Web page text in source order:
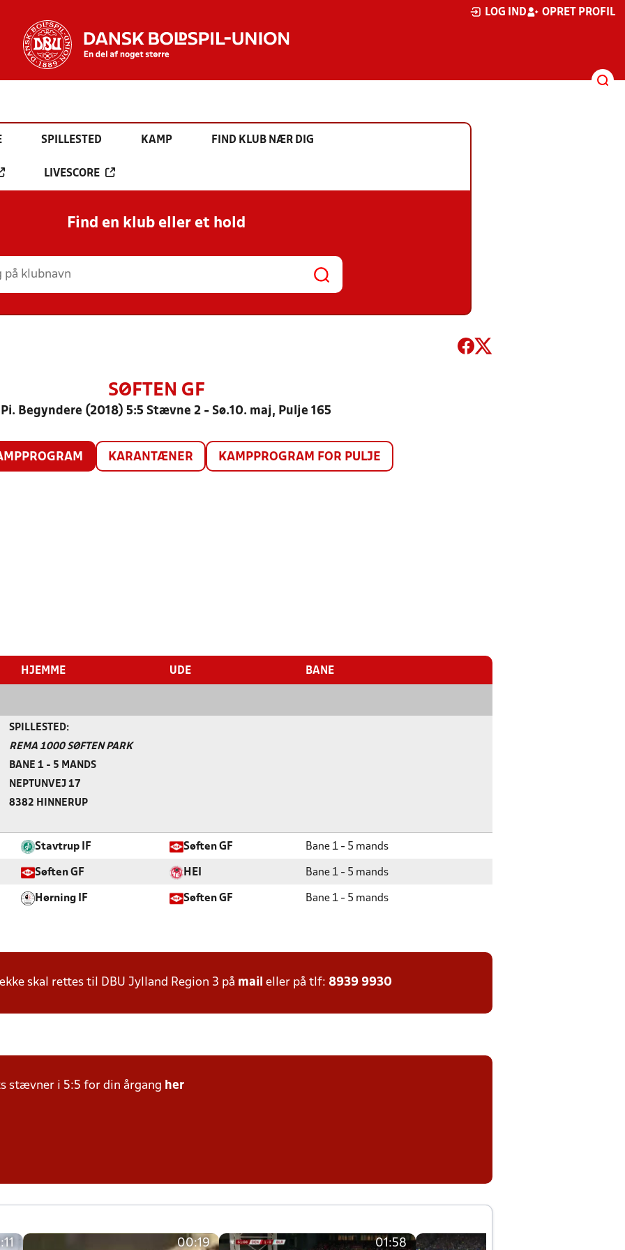
LOG IND OPRET PROFIL
SPILLESTED KAMP FIND KLUB NÆR DIG
LIVESCORE
Find en klub eller et hold
SØFTEN GF
Pi. Begyndere (2018) 5:5 Stævne 2 - Sø.10. maj, Pulje 165
KARANTÆNER KAMPPROGRAM FOR PULJE
HJEMME UDE BANE
SPILLESTED:
REMA 1000 SØFTEN PARK
BANE 1 - 5 MANDS
NEPTUNVEJ 17
8382 HINNERUP
Stavtrup IF Søften GF Bane 1 - 5 mands
Søften GF HEI Bane 1 - 5 mands
Hørning IF Søften GF Bane 1 - 5 mands
skal rettes til DBU Jylland Region 3 på mail eller på tlf: 8939 9930
stævner i 5:5 for din årgang her
00:19 01:58